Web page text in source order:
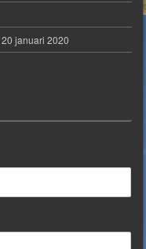
20 januari 2020